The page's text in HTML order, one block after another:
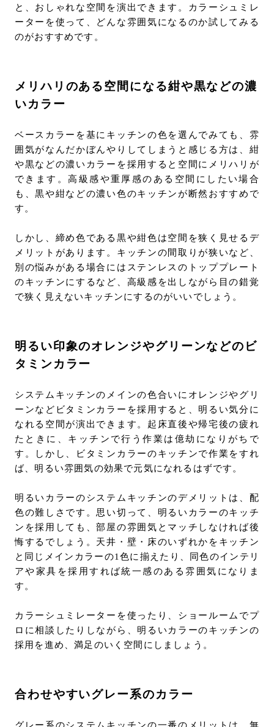
と、おしゃれな空間を演出できます。カラーシュミレ
ーターを使って、どんな雰囲気になるのか試してみる
のがおすすめです。
メリハリのある空間になる紺や黒などの濃
いカラー
ベースカラーを基にキッチンの色を選んでみても、雰
囲気がなんだかぼんやりしてしまうと感じる方は、紺
や黒などの濃いカラーを採用すると空間にメリハリが
できます。高級感や重厚感のある空間にしたい場合
も、黒や紺などの濃い色のキッチンが断然おすすめで
す。
しかし、締め色である黒や紺色は空間を狭く見せるデ
メリットがあります。キッチンの間取りが狭いなど、
別の悩みがある場合にはステンレスのトッププレート
のキッチンにするなど、高級感を出しながら目の錯覚
で狭く見えないキッチンにするのがいいでしょう。
明るい印象のオレンジやグリーンなどのビ
タミンカラー
システムキッチンのメインの色合いにオレンジやグリ
ーンなどビタミンカラーを採用すると、明るい気分に
なれる空間が演出できます。起床直後や帰宅後の疲れ
たときに、キッチンで行う作業は億劫になりがちで
す。しかし、ビタミンカラーのキッチンで作業をすれ
ば、明るい雰囲気の効果で元気になれるはずです。
明るいカラーのシステムキッチンのデメリットは、配
色の難しさです。思い切って、明るいカラーのキッチ
ンを採用しても、部屋の雰囲気とマッチしなければ後
悔するでしょう。天井・壁・床のいずれかをキッチン
と同じメインカラーの1色に揃えたり、同色のインテリ
アや家具を採用すれば統一感のある雰囲気になりま
す。
カラーシュミレーターを使ったり、ショールームでプ
ロに相談したりしながら、明るいカラーのキッチンの
採用を進め、満足のいく空間にしましょう。
合わせやすいグレー系のカラー